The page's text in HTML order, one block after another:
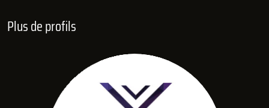
Plus de profils